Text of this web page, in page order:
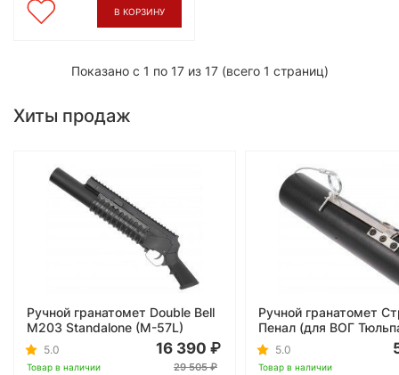
В КОРЗИНУ
Показано с 1 по 17 из 17 (всего 1 страниц)
Хиты продаж
Ручной гранатомет Double Bell
M203 Standalone (M-57L)
5.0
Товар в наличии
16 390
29 505
Ручной гранатомет
Пенал (для ВОГ
5.0
Товар в наличии